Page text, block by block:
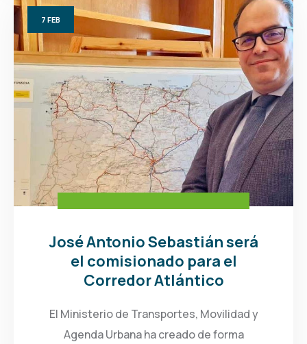
7 FEB
José Antonio Sebastián será
el comisionado para el
Corredor Atlántico
El Ministerio de Transportes, Movilidad y
Agenda Urbana ha creado de forma